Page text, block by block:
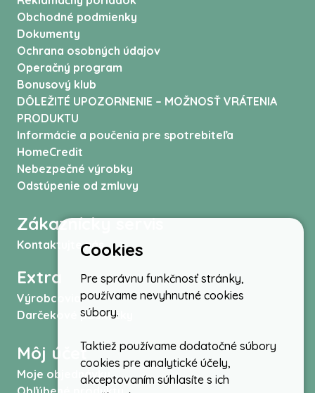
Obchodné podmienky
Dokumenty
Ochrana osobných údajov
Operačný program
Bonusový klub
DÔLEŽITÉ UPOZORNENIE – MOŽNOSŤ VRÁTENIA
PRODUKTU
Informácie a poučenia pre spotrebiteľa
HomeCredit
Nebezpečné výrobky
Odstúpenie od zmluvy
Zákaznícky servis
Kontaktujte nás
Extra
Výrobcovia
Darčekové poukážky
Môj účet
Moje objednávky
Cookies
Pre správnu funkčnosť stránky,
používame nevyhnutné cookies
súbory.
Taktiež používame dodatočné súbory
cookies pre analytické účely,
akceptovaním súhlasíte s ich